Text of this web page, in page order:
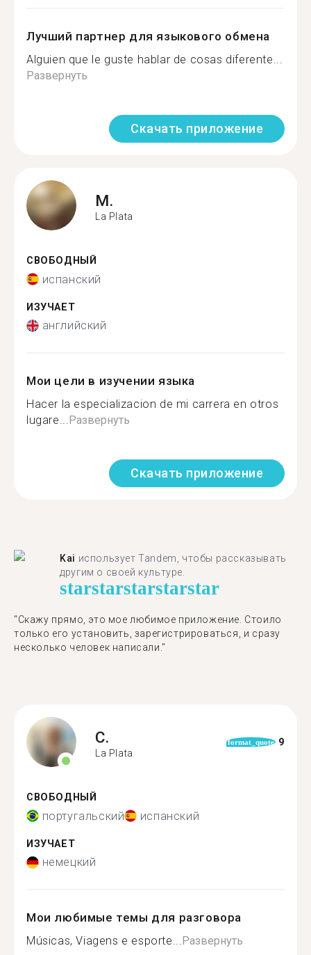
Лучший партнер для языкового обмена
Alguien que le guste hablar de cosas diferente...
Развернуть
Скачать приложение
M.
La Plata
СВОБОДНЫЙ
испанский
ИЗУЧАЕТ
английский
Мои цели в изучении языка
Hacer la especializacion de mi carrera en otros
lugare...Развернуть
Скачать приложение
Kai использует Tandem, чтобы рассказывать
другим о своей культуре.
starstarstarstarstar
"Скажу прямо, это мое любимое приложение. Стоило
только его установить, зарегистрироваться, и сразу
несколько человек написали."
C.
La Plata
format_quote 9
СВОБОДНЫЙ
португальский испанский
ИЗУЧАЕТ
немецкий
Мои любимые темы для разговора
Músicas, Viagens e esporte...Развернуть